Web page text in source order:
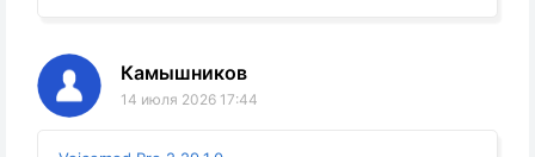
Камышников
14 июля 2026 17:44